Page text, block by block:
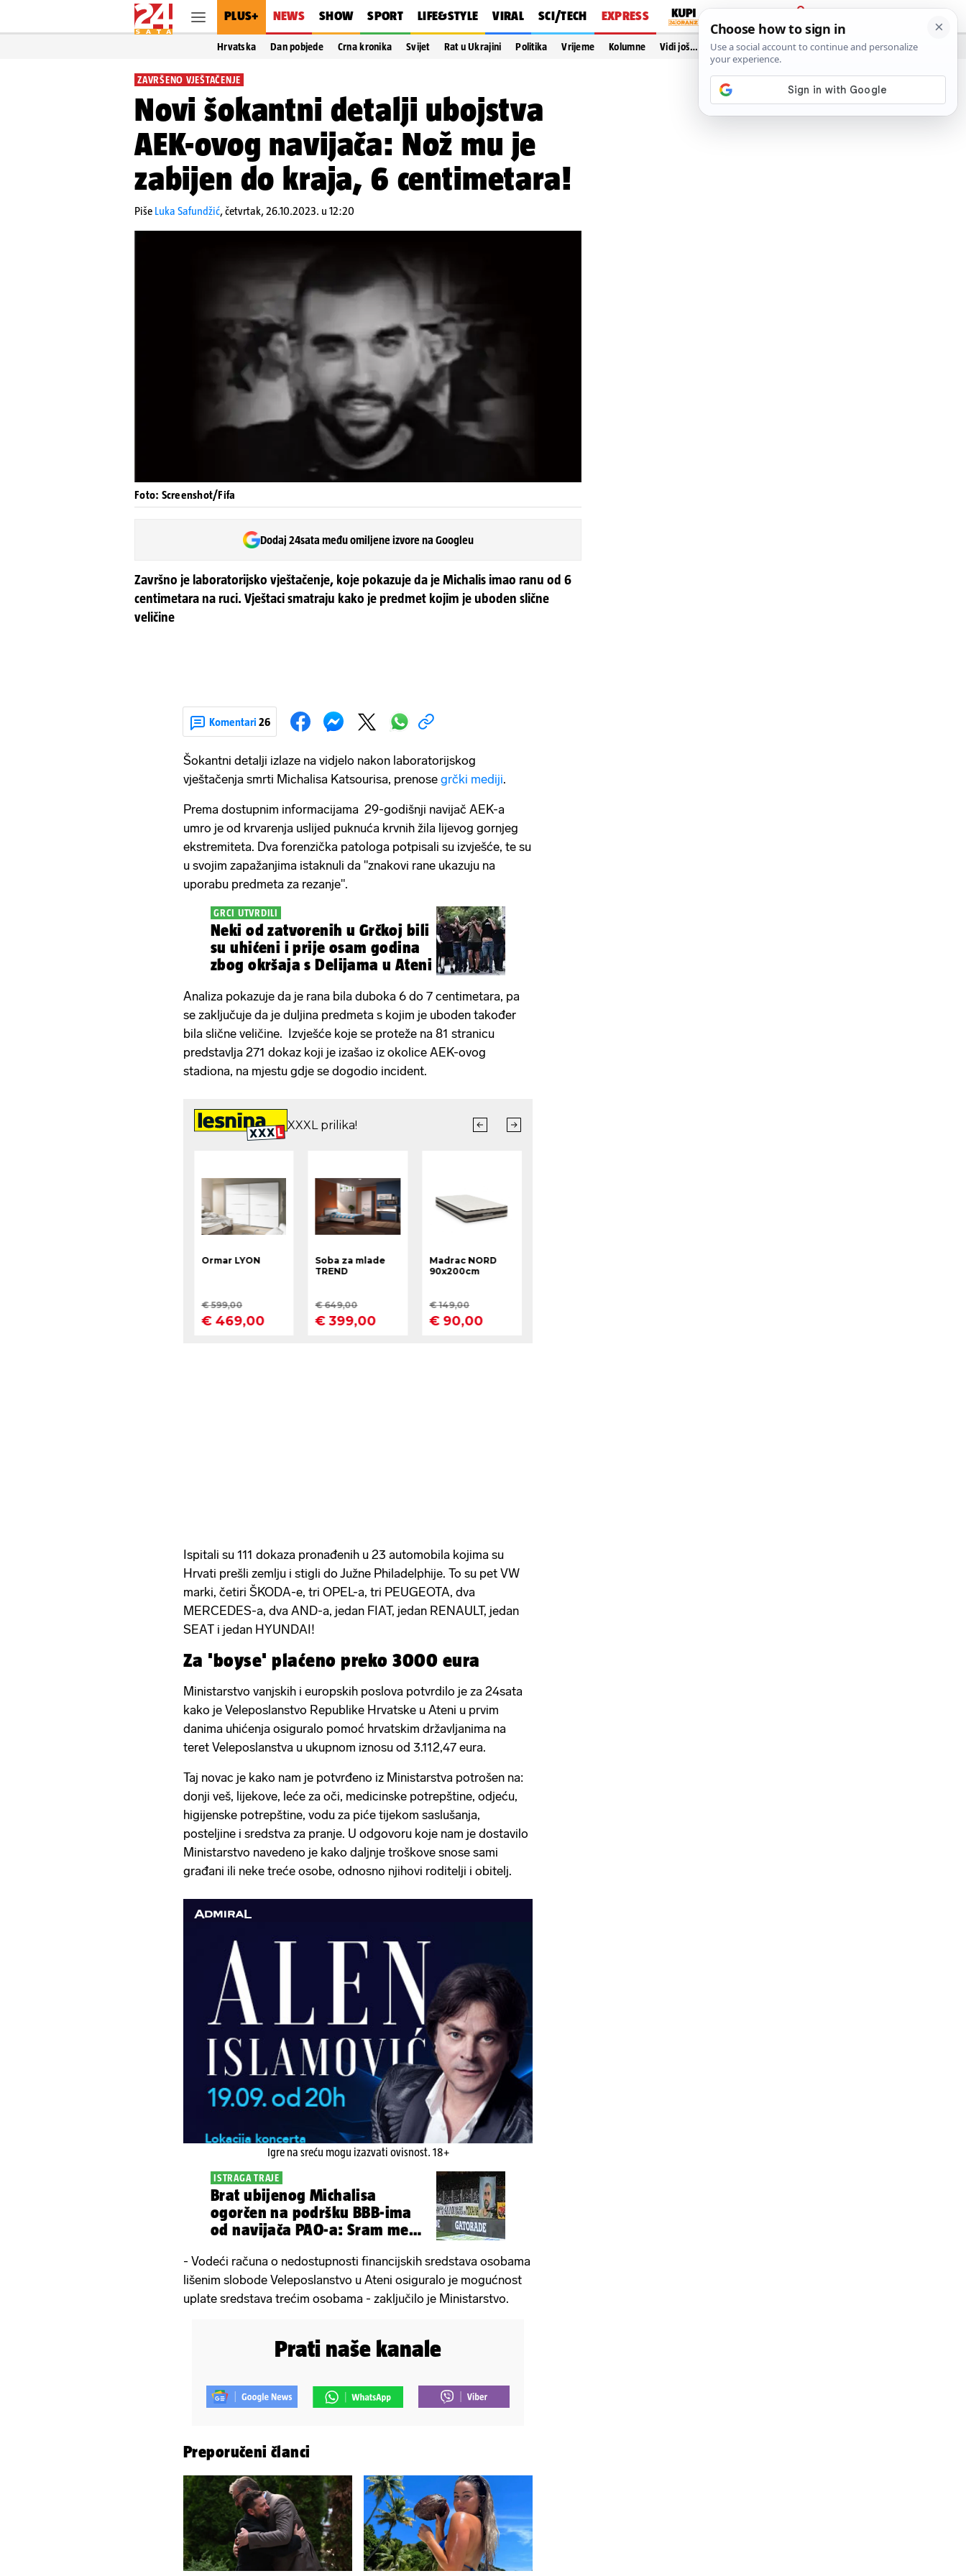
PLUS+ NEWS SHOW SPORT LIFE&STYLE VIRAL SCI/TECH EXPRESS
PRIJAVA
Hrvatska Dan pobjede Crna kronika Svijet Rat u Ukrajini Politika Vrijeme Kolumne Vidi još…
ZAVRŠENO VJEŠTAČENJE
Novi šokantni detalji ubojstva
AEK-ovog navijača: Nož mu je
zabijen do kraja, 6 centimetara!
Piše Luka Safundžić,četvrtak, 26.10.2023. u 12:20
Foto: Screenshot/Fifa
Dodaj 24sata među omiljene izvore na Googleu
Završno je laboratorijsko vještačenje, koje pokazuje da je Michalis imao ranu od 6
centimetara na ruci. Vještaci smatraju kako je predmet kojim je uboden slične
veličine
Komentari 26
Šokantni detalji izlaze na vidjelo nakon laboratorijskog
vještačenja smrti Michalisa Katsourisa, prenose grčki mediji.
Prema dostupnim informacijama 29-godišnji navijač AEK-a
umro je od krvarenja uslijed puknuća krvnih žila lijevog gornjeg
ekstremiteta. Dva forenzička patologa potpisali su izvješće, te su
u svojim zapažanjima istaknuli da "znakovi rane ukazuju na
uporabu predmeta za rezanje".
GRCI UTVRDILI
Neki od zatvorenih u Grčkoj bili
su uhićeni i prije osam godina
zbog okršaja s Delijama u Ateni
Analiza pokazuje da je rana bila duboka 6 do 7 centimetara, pa
se zaključuje da je duljina predmeta s kojim je uboden također
bila slične veličine. Izvješće koje se proteže na 81 stranicu
predstavlja 271 dokaz koji je izašao iz okolice AEK-ovog
stadiona, na mjestu gdje se dogodio incident.
Ispitali su 111 dokaza pronađenih u 23 automobila kojima su
Hrvati prešli zemlju i stigli do Južne Philadelphije. To su pet VW
marki, četiri ŠKODA-e, tri OPEL-a, tri PEUGEOTA, dva
MERCEDES-a, dva AND-a, jedan FIAT, jedan RENAULT, jedan
SEAT i jedan HYUNDAI!
Za 'boyse' plaćeno preko 3000 eura
Ministarstvo vanjskih i europskih poslova potvrdilo je za 24sata
kako je Veleposlanstvo Republike Hrvatske u Ateni u prvim
danima uhićenja osiguralo pomoć hrvatskim državljanima na
teret Veleposlanstva u ukupnom iznosu od 3.112,47 eura.
Taj novac je kako nam je potvrđeno iz Ministarstva potrošen na:
donji veš, lijekove, leće za oči, medicinske potrepštine, odjeću,
higijenske potrepštine, vodu za piće tijekom saslušanja,
posteljine i sredstva za pranje. U odgovoru koje nam je dostavilo
Ministarstvo navedeno je kako daljnje troškove snose sami
građani ili neke treće osobe, odnosno njihovi roditelji i obitelj.
Igre na sreću mogu izazvati ovisnost. 18+
ISTRAGA TRAJE
Brat ubijenog Michalisa
ogorčen na podršku BBB-ima
od navijača PAO-a: Sram me
- Vodeći računa o nedostupnosti financijskih sredstava osobama
lišenim slobode Veleposlanstvo u Ateni osiguralo je mogućnost
uplate sredstava trećim osobama - zaključilo je Ministarstvo.
Prati naše kanale
Preporučeni članci